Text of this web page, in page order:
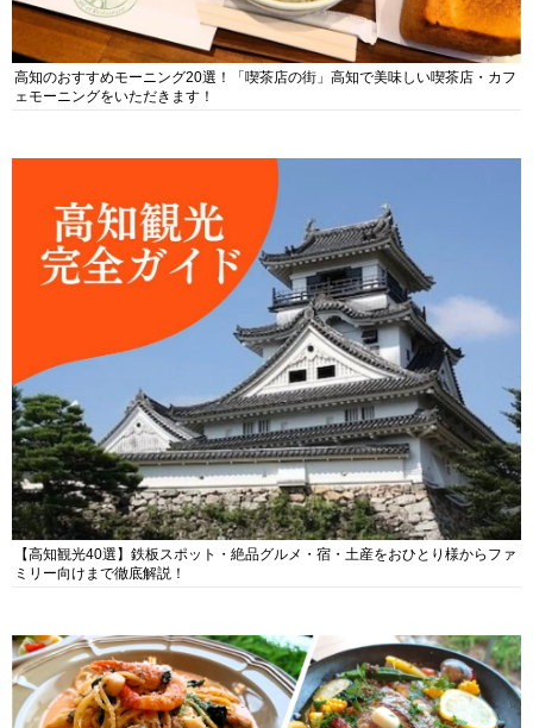
高知のおすすめモーニング20選！「喫茶店の街」高知で美味しい喫茶店・カフ
ェモーニングをいただきます！
【高知観光40選】鉄板スポット・絶品グルメ・宿・土産をおひとり様からファ
ミリー向けまで徹底解説！